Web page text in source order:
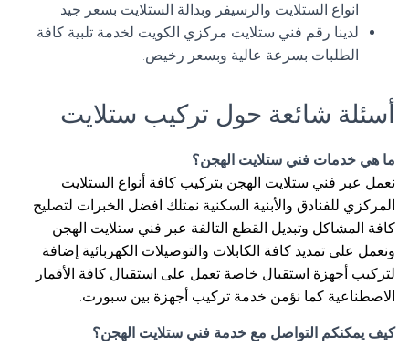
انواع الستلايت والرسيفر وبدالة الستلايت بسعر جيد
لدينا رقم فني ستلايت مركزي الكويت لخدمة تلبية كافة
الطلبات بسرعة عالية وبسعر رخيص.
أسئلة شائعة حول تركيب ستلايت
ما هي خدمات فني ستلايت الهجن؟
نعمل عبر فني ستلايت الهجن بتركيب كافة أنواع الستلايت
المركزي للفنادق والأبنية السكنية نمتلك افضل الخبرات لتصليح
كافة المشاكل وتبديل القطع التالفة عبر فني ستلايت الهجن
ونعمل على تمديد كافة الكابلات والتوصيلات الكهربائية إضافة
لتركيب أجهزة استقبال خاصة تعمل على استقبال كافة الأقمار
الاصطناعية كما نؤمن خدمة تركيب أجهزة بين سبورت.
كيف يمكنكم التواصل مع خدمة فني ستلايت الهجن؟